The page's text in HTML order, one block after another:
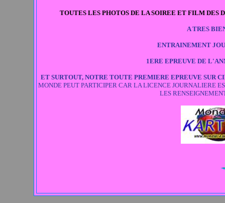
TOUTES LES PHOTOS DE LA SOIREE ET FILM DES
A TRES
ENTRAINEMENT
1ERE EPREUVE DE
ET SURTOUT, NOTRE TOUTE PREMIERE EPREUVE SUR
MONDE PEUT PARTICIPER CAR LA LICENCE JOURNALIERE
LES